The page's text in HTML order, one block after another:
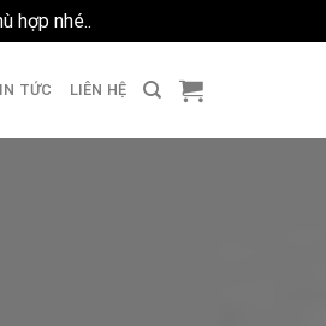
hợp nhé..
TỨC LIÊN HỆ